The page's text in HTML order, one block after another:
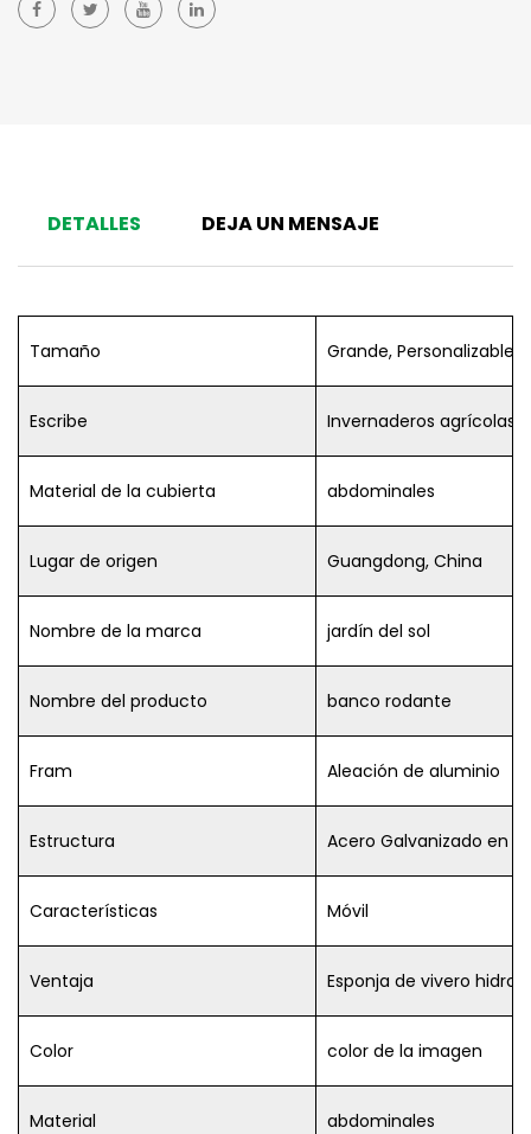
DETALLES DEJA UN MENSAJE
Tamaño Grande, Personalizable
Escribe Invernaderos agrícolas
Material de la cubierta abdominales
Lugar de origen Guangdong, China
Nombre de la marca jardín del sol
Nombre del producto banco rodante
Fram Aleación de aluminio
Estructura Acero Galvanizado en
Características Móvil
Ventaja Esponja de vivero
Color color de la imagen
Material abdominales